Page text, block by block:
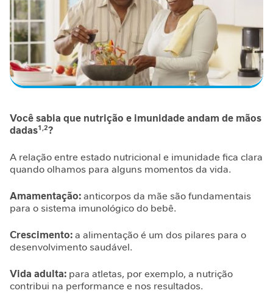
S
u
p
r
o
r
a
d
G
L
-
1
P
e
Você sabia que nutrição e imunidade andam de mãos
dadas1,2?
A relação entre estado nutricional e imunidade fica clara
quando olhamos para alguns momentos da vida.
Amamentação:anticorpos da mãe são fundamentais
para o sistema imunológico do bebê.
Crescimento:a alimentação é um dos pilares para o
desenvolvimento saudável.
Vida adulta: para atletas, por exemplo, a nutrição
contribui na performance e nos resultados.